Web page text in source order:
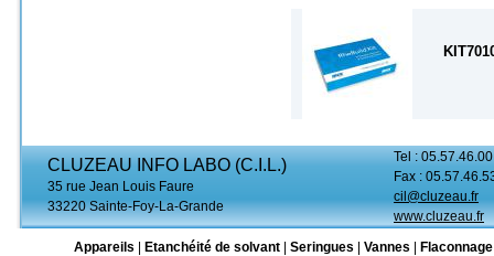
CLUZEAU INFO LABO (C.I.L.)
35 rue Jean Louis Faure
33220 Sainte-Foy-La-Grande
Tel :
Fax :
cil@cluzeau.fr
www.cluzeau.fr
Appareils
Etanchéité de solvant Seringues Vannes Flaconnage